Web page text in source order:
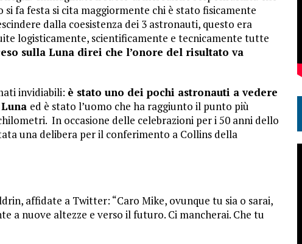
si fa festa si cita maggiormente chi è stato fisicamente
dalla coesistenza dei 3 astronauti, questo era
logisticamente, scientificamente e tecnicamente tutte
sulla Luna direi che l’onore del risultato va
invidiabili: è stato uno dei pochi astronauti a vedere
ed è stato l’uomo che ha raggiunto il punto più
In occasione delle celebrazioni per i 50 anni dello
una delibera per il conferimento a Collins della
affidate a Twitter: “Caro Mike, ovunque tu sia o sarai,
a nuove altezze e verso il futuro. Ci mancherai. Che tu